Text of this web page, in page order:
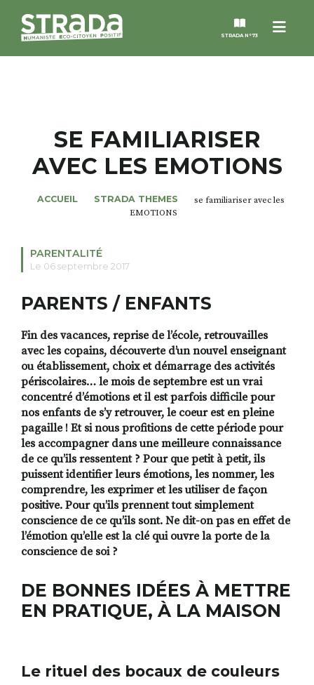
Menu
STRADA N°73
MAGAZINES
NOS THÈMES
ALTER STRADA
RECHERCHER
S'ABONNER
S'INSCRIRE À LA NEWSLETTER
FACEBOOKINSTAGRAM
LINKEDINYOUTUBE
SE FAMILIARISER
AVEC LES EMOTIONS
ACCUEIL STRADA THEMES
se familiariser avec les
EMOTIONS
PARENTALITÉ
Le 06 septembre 2017
PARENTS / ENFANTS
Fin des vacances, reprise de l’école, retrouvailles
avec les copains, découverte d’un nouvel enseignant
ou établissement, choix et démarrage des activités
périscolaires… le mois de septembre est un vrai
concentré d’émotions et il est parfois difficile pour
nos enfants de s’y retrouver, le coeur est en pleine
pagaille ! Et si nous profitions de cette période pour
les accompagner dans une meilleure connaissance
de ce qu’ils ressentent ? Pour que petit à petit, ils
puissent identifier leurs émotions, les nommer, les
comprendre, les exprimer et les utiliser de façon
positive. Pour qu’ils prennent tout simplement
conscience de ce qu’ils sont. Ne dit-on pas en effet de
l’émotion qu’elle est la clé qui ouvre la porte de la
conscience de soi ?
DE BONNES IDÉES À METTRE
EN PRATIQUE, À LA MAISON
Le rituel des bocaux de couleurs